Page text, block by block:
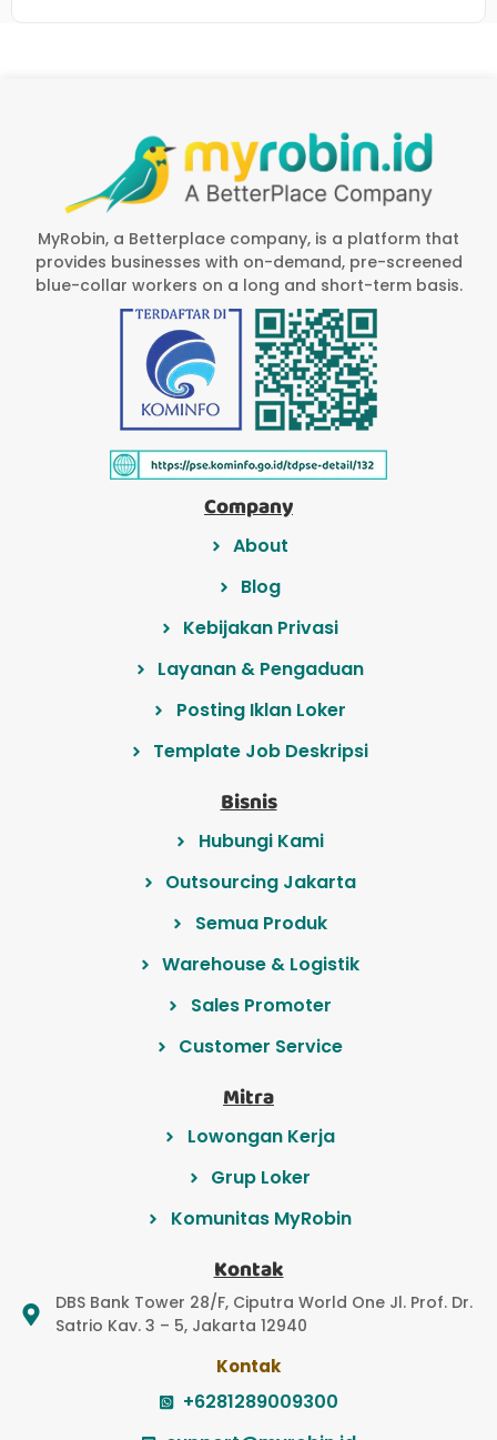
MyRobin, a Betterplace company, is a platform that
provides businesses with on-demand, pre-screened
blue-collar workers on a long and short-term basis.
Company
About
Blog
Kebijakan Privasi
Layanan & Pengaduan
Posting Iklan Loker
Template Job Deskripsi
Bisnis
Hubungi Kami
Outsourcing Jakarta
Semua Produk
Warehouse & Logistik
Sales Promoter
Customer Service
Mitra
Lowongan Kerja
Grup Loker
Komunitas MyRobin
Kontak
DBS Bank Tower 28/F, Ciputra World One Jl. Prof. Dr.
Satrio Kav. 3 – 5, Jakarta 12940
Kontak
+6281289009300